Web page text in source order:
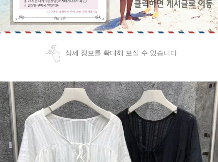
상세 정보를 확대해 보실 수 있습니다